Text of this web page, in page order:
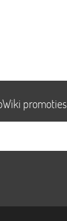
promoties